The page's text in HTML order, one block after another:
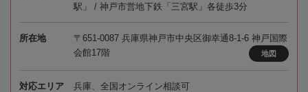
駅」 / 神戸市営地下鉄「三宮駅」各徒歩3分
所在地
〒651-0087 兵庫県神戸市中央区御幸通8-1-6 神戸国際
会館17階
地図
対応エリア 兵庫、全国オンライン相談可